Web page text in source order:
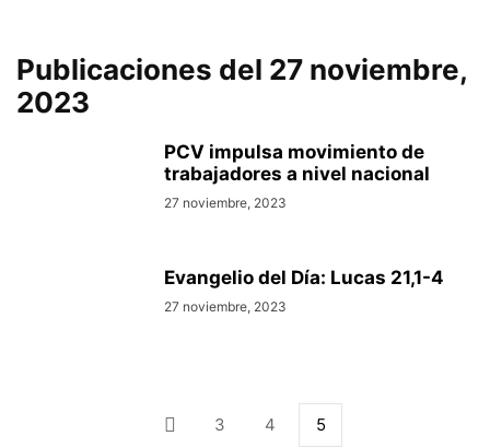
Publicaciones del 27 noviembre,
2023
PCV impulsa movimiento de
trabajadores a nivel nacional
27 noviembre, 2023
Evangelio del Día: Lucas 21,1-4
27 noviembre, 2023
3 4 5